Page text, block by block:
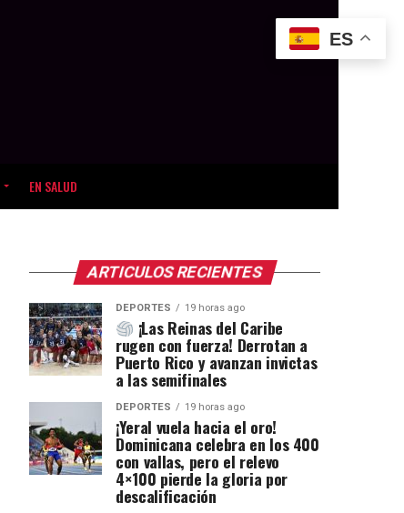
EN SALUD
ARTICULOS RECIENTES
DEPORTES 19 horas ago
¡Las Reinas del Caribe
rugen con fuerza! Derrotan a
Puerto Rico y avanzan invictas
a las semifinales
DEPORTES 19 horas ago
¡Yeral vuela hacia el oro!
Dominicana celebra en los 400
con vallas, pero el relevo
4×100 pierde la gloria por
descalificación
ES